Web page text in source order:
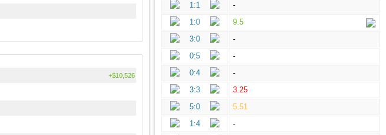
+$10,526
1:1
-
1:0
9.5
3:0
-
0:5
-
0:4
-
3:3
3.25
5:0
5.51
1:4
-